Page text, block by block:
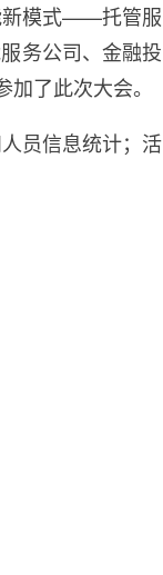
新模式——托管服
务公司、金融投
了此次大会。
员信息统计；活